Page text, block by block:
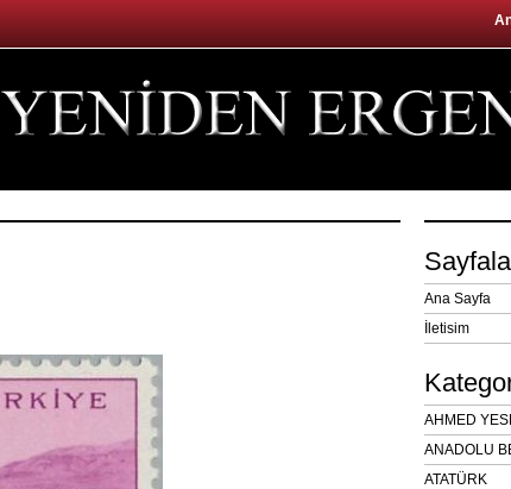
Ana Sayfa
İletisim
AHMED
ANADOLU
ATATÜRK